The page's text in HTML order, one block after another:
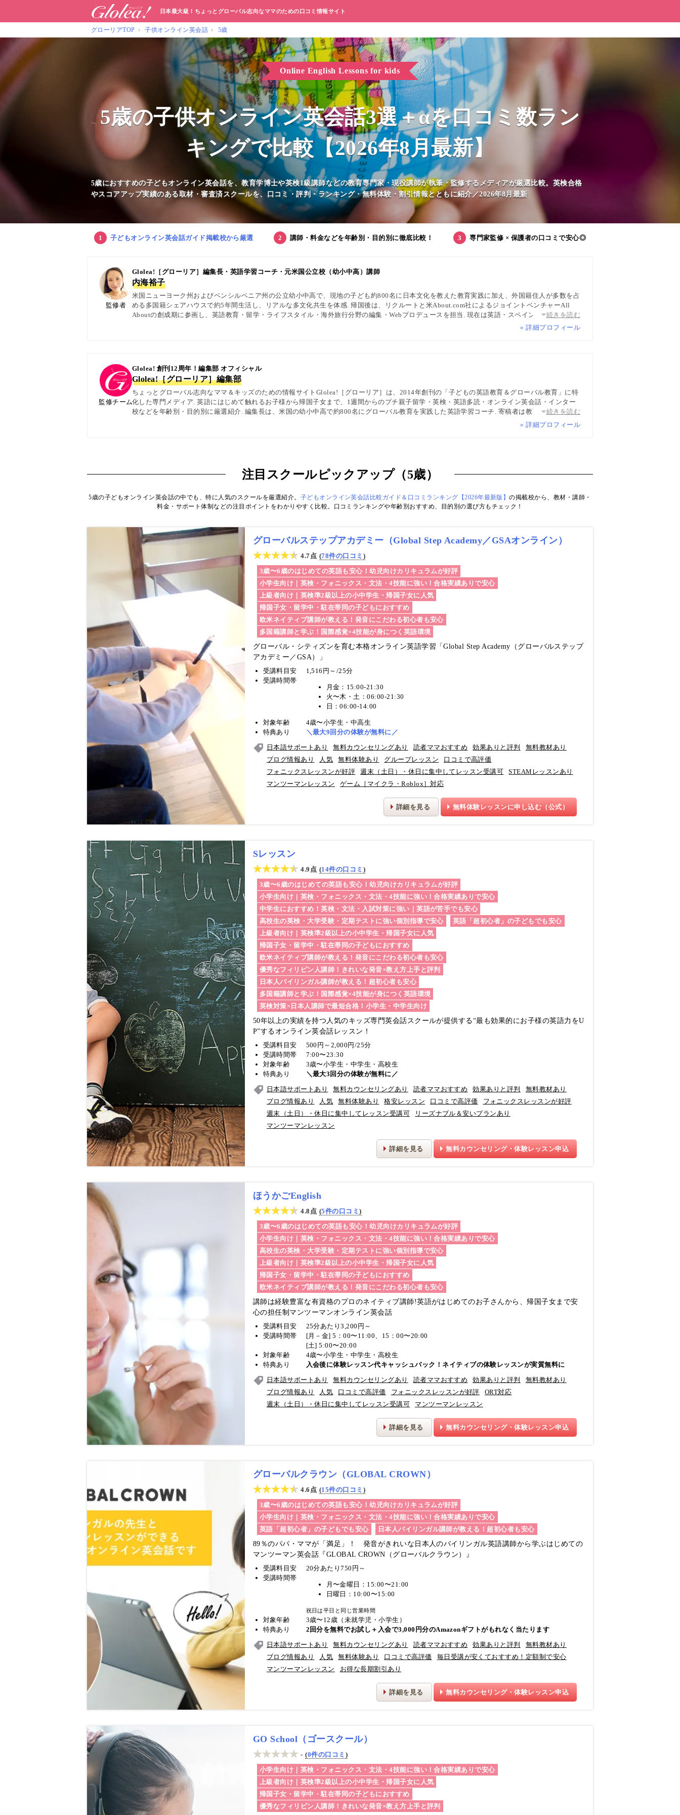
日本最大級！ちょっとグローバル志向なママのための口コミ情報サイト
グローリアTOP 子供オンライン英会話 5歳
Online English Lessons for kids
5歳の子供オンライン英会話3選＋αを口コミ数ラン
キングで比較【2026年8月最新】
5歳におすすめの子どもオンライン英会話を、教育学博士や英検1級講師などの教育専門家・現役講師が執筆・監修するメディアが厳選比較。英検合格
やスコアアップ実績のある取材・審査済スクールを、口コミ・評判・ランキング・無料体験・割引情報とともに紹介／2026年8月最新
子どもオンライン英会話ガイド掲載校から厳選 講師・料金などを年齢別・目的別に徹底比較！ 専門家監修 × 保護者の口コミで安心◎
監修者
Glolea!［グローリア］編集長・英語学習コーチ・元米国公立校（幼小中高）講師
内海裕子
米国ニューヨーク州およびペンシルベニア州の公立幼小中高で、現地の子ども約800名に日本文化を教えた教育実践に加え、外国籍住人が多数を占
める多国籍シェアハウスで約5年間生活し、リアルな多文化共生を体感. 帰国後は、リクルートと米About.com社によるジョイントベンチャーAll
Aboutの創成期に参画し、英語教育・留学・ライフスタイル・海外旅行分野の編集・Webプロデュースを担当. 現在は英語・スペイン語・中国語・
日本語の4言語を駆使し、世界中の女性や母親と対話・取材を継続. 親子留学、バイリンガル育児、おうち英語、子どもオンライン英会話に関する
続きを読む
» 詳細プロフィール
監修チーム
Glolea! 創刊12周年！編集部 オフィシャル
Glolea!［グローリア］編集部
ちょっとグローバル志向なママ＆キッズのための情報サイトGlolea!［グローリア］は、2014年創刊の「子どもの英語教育＆グローバル教育」に特
化した専門メディア. 英語にはじめて触れるお子様から帰国子女まで、1週間からのプチ親子留学・英検・英語多読・オンライン英会話・インター
校などを年齢別・目的別に厳選紹介. 編集長は、米国の幼小中高で約800名にグローバル教育を実践した英語学習コーチ. 寄稿者は教育学博士、イン
ター校経営者、子ども向けの英検1級・TOEIC・TOEFL・IELTS指導者、海外で子育て中のワーキングママなど多様な専門家が多数. 日経・AERA
続きを読む
» 詳細プロフィール
注目スクールピックアップ（5歳）
5歳の子どもオンライン英会話の中でも、特に人気のスクールを厳選紹介。 子どもオンライン英会話比較ガイド＆口コミランキング【2026年最新版】の掲載校から、教材・講師・
料金・サポート体制などの注目ポイントをわかりやすく比較。口コミランキングや年齢別おすすめ、目的別の選び方もチェック！
グローバルステップアカデミー（Global Step Academy／GSAオンライン）
4.7点
78件の口コミ
3歳〜6歳のはじめての英語も安心！幼児向けカリキュラムが好評
小学生向け｜英検・フォニックス・文法・4技能に強い！合格実績ありで安心
上級者向け｜英検準2級以上の小中学生・帰国子女に人気
帰国子女・留学中・駐在帯同の子どもにおすすめ
欧米ネイティブ講師が教える！発音にこだわる初心者も安心
多国籍講師と学ぶ！国際感覚×4技能が身につく英語環境
グローバル・シティズンを育む本格オンライン英語学習「Global Step Academy（グローバルステップ
アカデミー／GSA）」
受講料目安
1,516円～/25分
受講時間帯
月金：15:00-21:30
火〜木・土：06:00-21:30
日：06:00-14:00
対象年齢
4歳〜小学生・中高生
特典あり
＼最大9回分の体験が無料に／
日本語サポートあり
無料カウンセリングあり 読者ママおすすめ 効果ありと評判
無料教材あり
ブログ情報あり
人気 無料体験あり グループレッスン
口コミで高評価
フォニックスレッスンが好評
週末（土日）・休日に集中してレッスン受講可
STEAMレッスンあり
マンツーマンレッスン
ゲーム［マイクラ・Roblox］対応
詳細を見る 無料体験レッスンに申し込む（公式）
Sレッスン
4.9点
14件の口コミ
3歳〜6歳のはじめての英語も安心！幼児向けカリキュラムが好評
小学生向け｜英検・フォニックス・文法・4技能に強い！合格実績ありで安心
中学生におすすめ！英検・文法・入試対策に強い｜英語が苦手でも安心
高校生の英検・大学受験・定期テストに強い個別指導で安心
英語「超初心者」の子どもでも安心
上級者向け｜英検準2級以上の小中学生・帰国子女に人気
帰国子女・留学中・駐在帯同の子どもにおすすめ
欧米ネイティブ講師が教える！発音にこだわる初心者も安心
優秀なフィリピン人講師！きれいな発音×教え方上手と評判
日本人バイリンガル講師が教える！超初心者も安心
多国籍講師と学ぶ！国際感覚×4技能が身につく英語環境
英検対策×日本人講師で最短合格！小学生・中学生向け
50年以上の実績を持つ人気のキッズ専門英会話スクールが提供する“最も効果的にお子様の英語力をU
P”するオンライン英会話レッスン！
受講料目安
500円～2,000円/25分
受講時間帯
7:00〜23:30
対象年齢
3歳〜小学生・中学生・高校生
特典あり
＼最大3回分の体験が無料に／
日本語サポートあり
無料カウンセリングあり 読者ママおすすめ 効果ありと評判
無料教材あり
ブログ情報あり
人気 無料体験あり 格安レッスン 口コミで高評価
フォニックスレッスンが好評
週末（土日）・休日に集中してレッスン受講可
リーズナブル＆安いプランあり
マンツーマンレッスン
詳細を見る 無料カウンセリング・体験レッスン申込
ほうかごEnglish
4.8点
5件の口コミ
3歳〜6歳のはじめての英語も安心！幼児向けカリキュラムが好評
小学生向け｜英検・フォニックス・文法・4技能に強い！合格実績ありで安心
高校生の英検・大学受験・定期テストに強い個別指導で安心
上級者向け｜英検準2級以上の小中学生・帰国子女に人気
帰国子女・留学中・駐在帯同の子どもにおすすめ
欧米ネイティブ講師が教える！発音にこだわる初心者も安心
講師は経験豊富な有資格のプロのネイティブ講師!英語がはじめてのお子さんから、帰国子女まで安
心の担任制マンツーマンオンライン英会話
受講料目安
25分あたり3,200円～
受講時間帯
[月－金] 5：00〜11:00、15：00〜20:00
[土] 5:00〜20:00
対象年齢
4歳〜小学生・中学生・高校生
特典あり
入会後に体験レッスン代キャッシュバック！ネイティブの体験レッスンが実質無料に
日本語サポートあり
無料カウンセリングあり 読者ママおすすめ 効果ありと評判
無料教材あり
ブログ情報あり
人気 口コミで高評価 フォニックスレッスンが好評
ORT対応
週末（土日）・休日に集中してレッスン受講可
マンツーマンレッスン
詳細を見る 無料カウンセリング・体験レッスン申込
グローバルクラウン（GLOBAL CROWN）
4.6点
15件の口コミ
3歳〜6歳のはじめての英語も安心！幼児向けカリキュラムが好評
小学生向け｜英検・フォニックス・文法・4技能に強い！合格実績ありで安心
英語「超初心者」の子どもでも安心
日本人バイリンガル講師が教える！超初心者も安心
89％のパパ・ママが「満足」！ 発音がきれいな日本人のバイリンガル英語講師から学ぶはじめての
マンツーマン英会話『GLOBAL CROWN（グローバルクラウン）』
受講料目安
20分あたり750円～
受講時間帯
月〜金曜日：15:00〜21:00
日曜日：10:00〜15:00
祝日は平日と同じ営業時間
対象年齢
3歳〜12歳（未就学児・小学生）
特典あり
2回分を無料でお試し＋入会で3,000円分のAmazonギフトがもれなく当たります
日本語サポートあり
無料カウンセリングあり 読者ママおすすめ 効果ありと評判
無料教材あり
ブログ情報あり
人気 無料体験あり 口コミで高評価
毎日受講が安くておすすめ！定額制で安心
マンツーマンレッスン
お得な長期割引あり
詳細を見る 無料カウンセリング・体験レッスン申込
GO School（ゴースクール）
-
0件の口コミ
小学生向け｜英検・フォニックス・文法・4技能に強い！合格実績ありで安心
上級者向け｜英検準2級以上の小中学生・帰国子女に人気
帰国子女・留学中・駐在帯同の子どもにおすすめ
優秀なフィリピン人講師！きれいな発音×教え方上手と評判